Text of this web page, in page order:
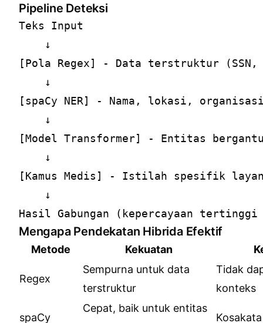
Pipeline Deteksi
Teks Input
    ↓
[Pola Regex] - Data terstruktur (SSN,
    ↓
[spaCy NER] - Nama, lokasi,
    ↓
[Model Transformer] - Entitas
    ↓
[Kamus Medis] - Istilah spesifik
    ↓
Mengapa Pendekatan Hibrida Efektif
Metode Kekuatan
Regex
Sempurna untuk data
terstruktur
Tidak
konteks
spaCy
Cepat, baik untuk entitas